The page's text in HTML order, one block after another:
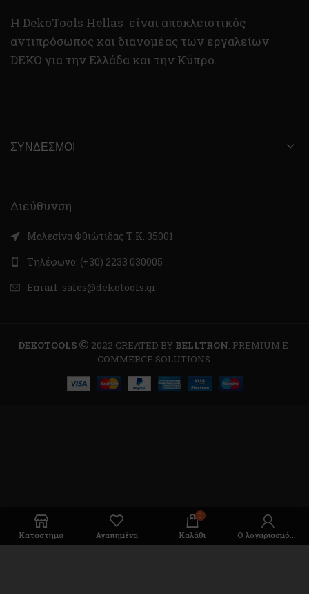
H DekoTools Hellas είναι αποκλειστικός
αντιπρόσωπος και διανομέας των εργαλείων
DEKO για την Ελλάδα και την Κύπρο.
ΣΎΝΔΕΣΜΟΙ
Διεύθυνση
Μαλεσίνα Φθιώτιδας Τ.Κ. 35001
Τηλέφωνο: (+30) 2233 030005
Email: sales@dekotools.gr
DEKOTOOLS 2022 CREATED BY BELLTRON. PREMIUM E-
COMMERCE SOLUTIONS.
Κατάστημα Αγαπημένα
0
Καλάθι Ο λογαριασμός μου